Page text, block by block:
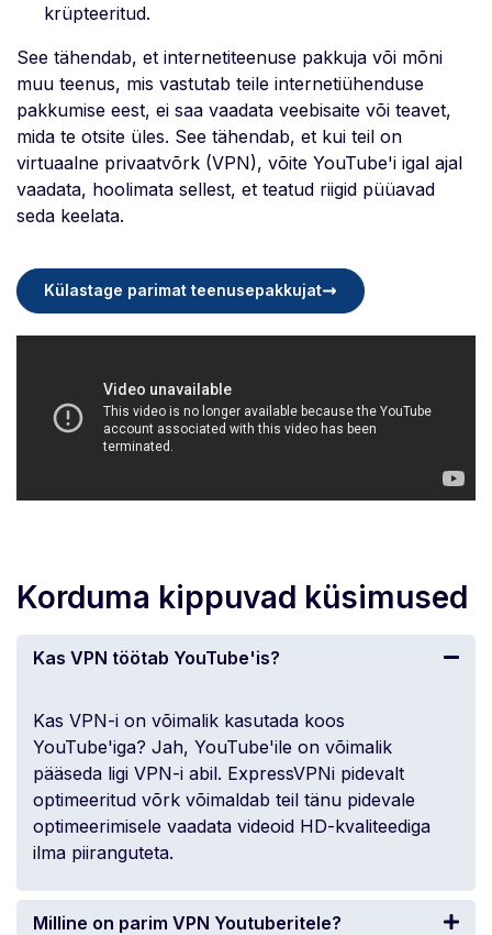
krüpteeritud.
See tähendab, et internetiteenuse pakkuja või mõni
muu teenus, mis vastutab teile internetiühenduse
pakkumise eest, ei saa vaadata veebisaite või teavet,
mida te otsite üles. See tähendab, et kui teil on
virtuaalne privaatvõrk (VPN), võite YouTube'i igal ajal
vaadata, hoolimata sellest, et teatud riigid püüavad
seda keelata.
Külastage parimat teenusepakkujat
Korduma kippuvad küsimused
Kas VPN töötab YouTube'is?
Kas VPN-i on võimalik kasutada koos
YouTube'iga? Jah, YouTube'ile on võimalik
pääseda ligi VPN-i abil. ExpressVPNi pidevalt
optimeeritud võrk võimaldab teil tänu pidevale
optimeerimisele vaadata videoid HD-kvaliteediga
ilma piiranguteta.
Milline on parim VPN Youtuberitele?